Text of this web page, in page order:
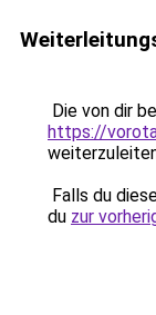
Die von dir
https://
Falls du
du zur